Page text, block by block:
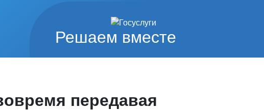
Решаем вместе
передавая